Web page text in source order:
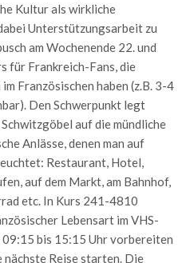
Kultur als wirkliche
Unterstützungsarbeit zu
am Wochenende 22. und
für Frankreich-Fans, die
Französischen haben (z.B. 3-4
Den Schwerpunkt legt
auf die mündliche
Anlässe, denen man auf
Restaurant, Hotel,
auf dem Markt, am Bahnhof,
etc. In Kurs 241-4810
Lebensart im VHS-
bis 15:15 Uhr vorbereiten
nächste Reise starten. Die